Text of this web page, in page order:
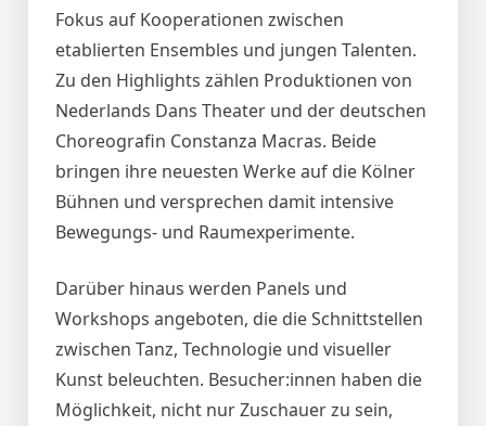
Fokus auf Kooperationen zwischen
etablierten Ensembles und jungen Talenten.
Zu den Highlights zählen Produktionen von
Nederlands Dans Theater und der deutschen
Choreografin Constanza Macras. Beide
bringen ihre neuesten Werke auf die Kölner
Bühnen und versprechen damit intensive
Bewegungs- und Raumexperimente.
Darüber hinaus werden Panels und
Workshops angeboten, die die Schnittstellen
zwischen Tanz, Technologie und visueller
Kunst beleuchten. Besucher:innen haben die
Möglichkeit, nicht nur Zuschauer zu sein,